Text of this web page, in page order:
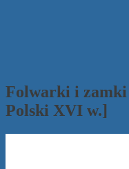
Folwarki i
Polski XVI w.]